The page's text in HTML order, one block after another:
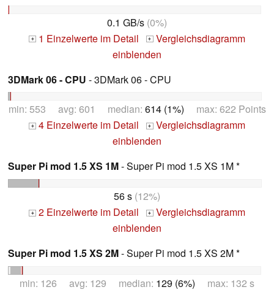
0.1 GB/s (0%)
+ 1 Einzelwerte im Detail + Vergleichsdiagramm
einblenden
3DMark 06 - CPU - 3DMark 06 - CPU
min: 553 avg: 601 median: 614 (1%) max: 622 Points
+ 4 Einzelwerte im Detail + Vergleichsdiagramm
einblenden
Super Pi mod 1.5 XS 1M- Super Pi mod 1.5 XS 1M *
56 s (12%)
+ 2 Einzelwerte im Detail + Vergleichsdiagramm
einblenden
Super Pi mod 1.5 XS 2M- Super Pi mod 1.5 XS 2M *
min: 126 avg: 129 median: 129 (6%) max: 132 s